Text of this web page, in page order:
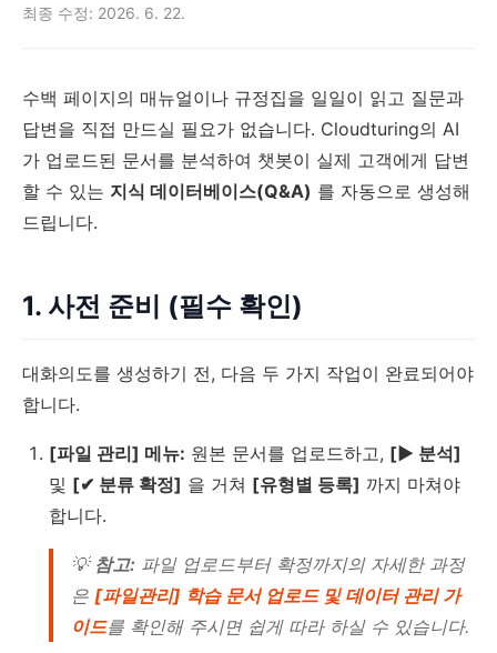
최종 수정: 2026. 6. 22.
수백 페이지의 매뉴얼이나 규정집을 일일이 읽고 질문과
답변을 직접 만드실 필요가 없습니다. Cloudturing의 AI
가 업로드된 문서를 분석하여 챗봇이 실제 고객에게 답변
할 수 있는 지식 데이터베이스(Q&A) 를 자동으로 생성해
드립니다.
1. 사전 준비 (필수 확인)
대화의도를 생성하기 전, 다음 두 가지 작업이 완료되어야
합니다.
[파일 관리] 메뉴: 원본 문서를 업로드하고, [▶ 분석]
및 [✔ 분류 확정] 을 거쳐 [유형별 등록] 까지 마쳐야
합니다.
💡 참고: 파일 업로드부터 확정까지의 자세한 과정
은 [파일관리] 학습 문서 업로드 및 데이터 관리 가
이드를 확인해 주시면 쉽게 따라 하실 수 있습니다.